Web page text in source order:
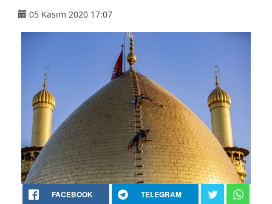
05 Kasım 2020 17:07
FACEBOOK TELEGRAM